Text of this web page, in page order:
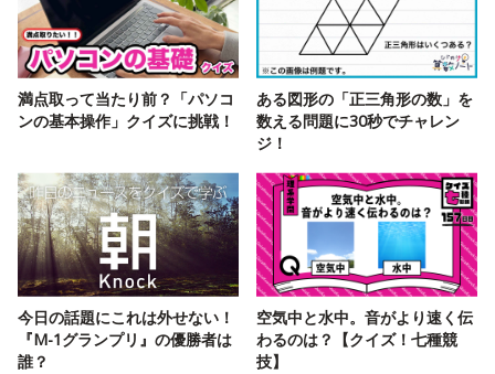
満点取って当たり前？「パソコ
ンの基本操作」クイズに挑戦！
ある図形の「正三角形の数」を
数える問題に30秒でチャレン
ジ！
今日の話題にこれは外せない！
『M-1グランプリ』の優勝者は
誰？
空気中と水中。音がより速く伝
わるのは？【クイズ！七種競
技】